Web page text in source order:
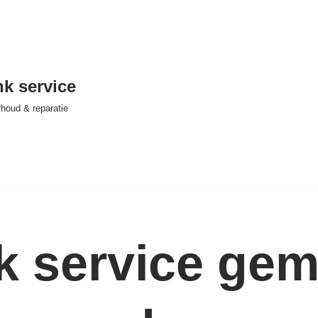
service
& reparatie
service